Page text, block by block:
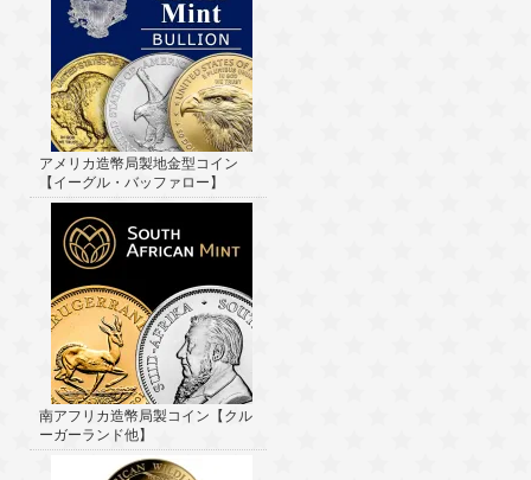
アメリカ造幣局製地金型コイン
【イーグル・バッファロー】
南アフリカ造幣局製コイン【クル
ーガーランド他】